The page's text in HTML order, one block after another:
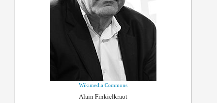
Wikimedia Commons
Alain Finkielkraut